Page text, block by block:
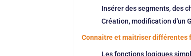
Insérer des segments, des
Création, modification d'un
Connaitre et maitriser différentes
Les fonctions logiques